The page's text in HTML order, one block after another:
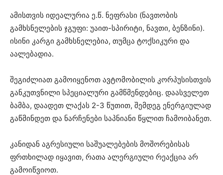
ამისთვის იდეალურია ე.წ. ნეფრასი (ნავთობის
გამხსნელების ჯგუფი: უაით-სპირიტი, ნავთი, ბენზინი).
ისინი კარგი გამხსნელებია, თუმცა ტოქსიკური და
აალებადია.
შეგიძლიათ გამოიყენოთ ავტომობილის კორპუსისთვის
განკუთვნილი სპეციალური გამწმენდებიც. დაასველეთ
ბამბა, დაადეთ ლაქას 2-3 წუთით, შემდეგ ენერგიულად
გაწმინდეთ და ნარჩენები საპნიანი წყლით ჩამოიბანეთ.
კანიდან აგრესიული საშუალებების მოშორებისას
ფრთხილად იყავით, რათა ალერგიული რეაქცია არ
გამოიწვიოთ.